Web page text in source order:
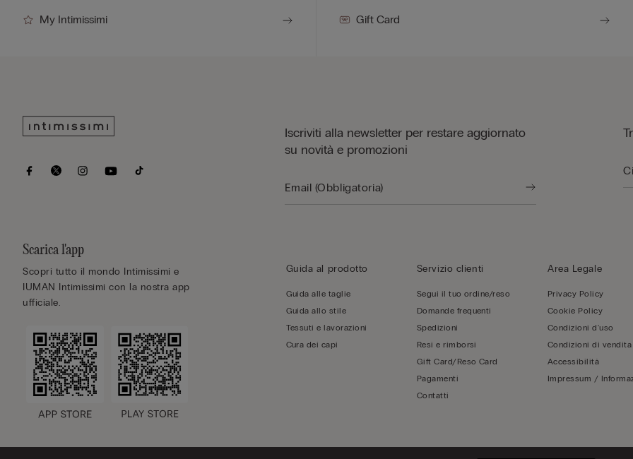
My Intimissimi Gift Card
Scarica l'app
Scopri tutto il mondo Intimissimi e
IUMAN Intimissimi con la nostra app
ufficiale.
Iscriviti alla newsletter per restare aggiornato
su novità e promozioni
Guida al prodotto
Guida alle taglie
Guida allo stile
Tessuti e lavorazioni
Cura dei capi
Servizio clienti
Segui il tuo ordine/reso
Domande frequenti
Spedizioni
Resi e rimborsi
Gift Card/Reso Card
Pagamenti
Contatti
Area Legale
Privacy Policy
Cookie Policy
Condizioni d'uso
Condizioni di vendita
Accessibilità
Impressum /